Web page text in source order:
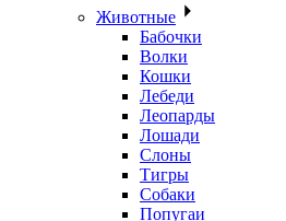
Животные
Бабочки
Волки
Кошки
Лебеди
Леопарды
Лошади
Слоны
Тигры
Собаки
Попугаи